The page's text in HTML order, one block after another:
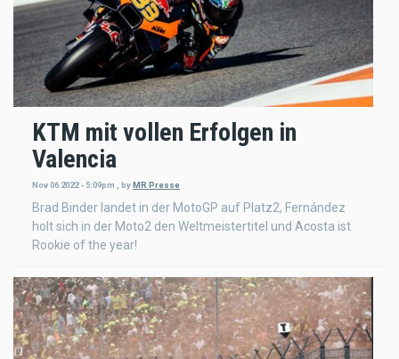
KTM mit vollen Erfolgen in
Valencia
Nov 06 2022 - 5:09pm byMR Presse
Brad Binder landet in der MotoGP auf Platz2, Fernández
holt sich in der Moto2 den Weltmeistertitel und Acosta ist
Rookie of the year!